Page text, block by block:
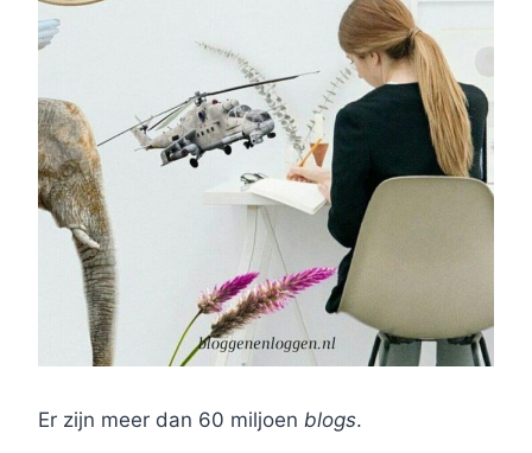
Er zijn meer dan 60 miljoen blogs.